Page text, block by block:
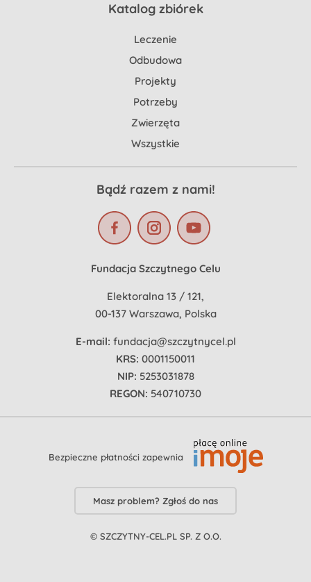
Katalog zbiórek
Leczenie
Odbudowa
Projekty
Potrzeby
Zwierzęta
Wszystkie
Bądź razem z nami!
Fundacja Szczytnego Celu
Elektoralna 13 / 121,
00-137 Warszawa, Polska
E-mail: fundacja@szczytnycel.pl
KRS: 0001150011
NIP: 5253031878
REGON: 540710730
Bezpieczne płatności zapewnia
Masz problem? Zgłoś do nas
© SZCZYTNY-CEL.PL SP. Z O.O.